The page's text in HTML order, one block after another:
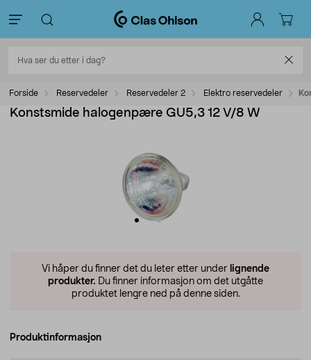
Forside Reservedeler Reservedeler 2 Elektro reservedeler
Konstsmide halogenpære GU5,3 12 V/8 W
Vi håper du finner det du leter etter under lignende
produkter. Du finner informasjon om det utgåtte
produktet lengre ned på denne siden.
Produktinformasjon